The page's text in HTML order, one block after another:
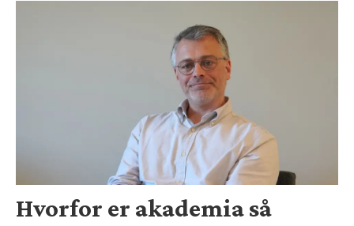
Hvorfor er akademia så